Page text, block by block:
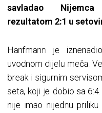
savladao Nijemca
rezultatom 2:1 u
Hanfmann je
uvodnom dijelu meča.
break i sigurnim
seta, koji je dobio sa
nije imao nijednu